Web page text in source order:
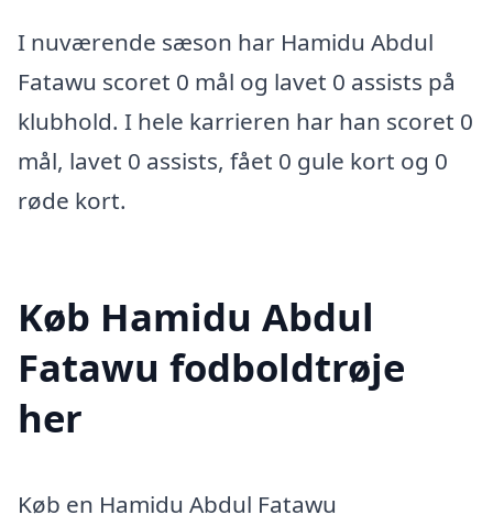
I nuværende sæson har Hamidu Abdul
Fatawu scoret 0 mål og lavet 0 assists på
klubhold. I hele karrieren har han scoret 0
mål, lavet 0 assists, fået 0 gule kort og 0
røde kort.
Køb Hamidu Abdul
Fatawu fodboldtrøje
her
Køb en Hamidu Abdul Fatawu